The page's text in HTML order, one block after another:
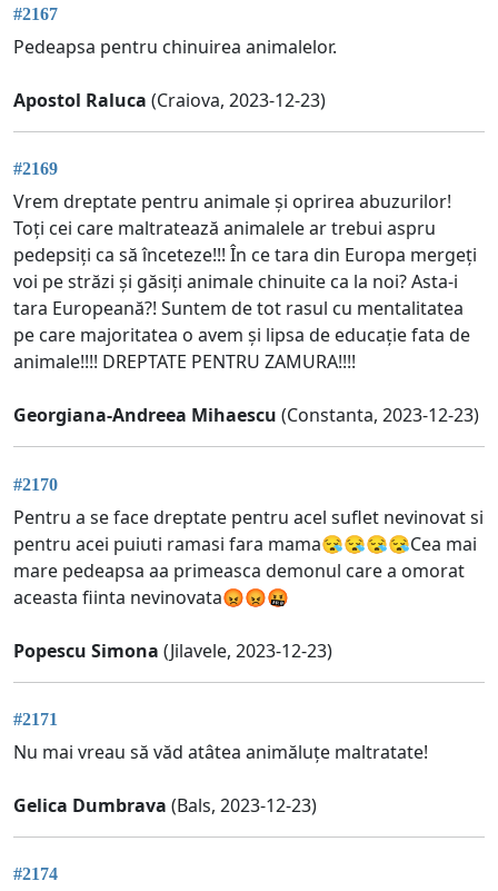
#2167
Pedeapsa pentru chinuirea animalelor.
Apostol Raluca (Craiova, 2023-12-23)
#2169
Vrem dreptate pentru animale și oprirea abuzurilor!
Toți cei care maltratează animalele ar trebui aspru
pedepsiți ca să înceteze!!! În ce tara din Europa mergeți
voi pe străzi și găsiți animale chinuite ca la noi? Asta-i
tara Europeană?! Suntem de tot rasul cu mentalitatea
pe care majoritatea o avem și lipsa de educație fata de
animale!!!! DREPTATE PENTRU ZAMURA!!!!
Georgiana-Andreea Mihaescu (Constanta, 2023-12-23)
#2170
Pentru a se face dreptate pentru acel suflet nevinovat si
pentru acei puiuti ramasi fara mama😪😪😪😪Cea mai
mare pedeapsa aa primeasca demonul care a omorat
aceasta fiinta nevinovata😡😡🤬
Popescu Simona (Jilavele, 2023-12-23)
#2171
Nu mai vreau să văd atâtea animăluțe maltratate!
Gelica Dumbrava (Bals, 2023-12-23)
#2174